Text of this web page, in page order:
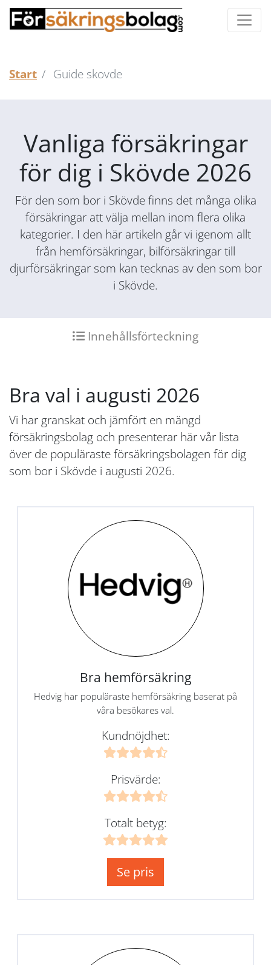
Start Guide skovde
Vanliga försäkringar
för dig i Skövde 2026
För den som bor i Skövde finns det många olika
försäkringar att välja mellan inom flera olika
kategorier. I den här artikeln går vi igenom allt
från hemförsäkringar, bilförsäkringar till
djurförsäkringar som kan tecknas av den som bor
i Skövde.
Innehållsförteckning
Bra val i augusti 2026
Vi har granskat och jämfört en mängd
försäkringsbolag och presenterar här vår lista
över de populäraste försäkringsbolagen för dig
som bor i Skövde i augusti 2026.
Bra hemförsäkring
Hedvig har populäraste hemförsäkring baserat på
våra besökares val.
Kundnöjdhet:
Prisvärde:
Totalt betyg:
Se pris